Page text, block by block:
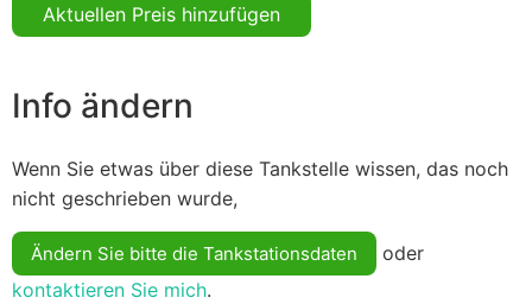
Aktuellen Preis hinzufügen
Info ändern
Wenn Sie etwas über diese Tankstelle wissen, das noch
nicht geschrieben wurde,
Ändern Sie bitte die Tankstationsdaten
oder
kontaktieren Sie mich.